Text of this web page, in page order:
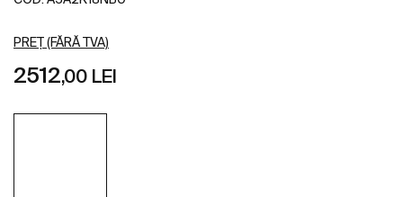
PREȚ (FĂRĂ TVA)
2512,00 LEI